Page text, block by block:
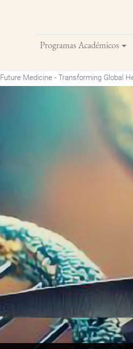
Programas Académicos
Buscar
Future Medicine - Transforming Global